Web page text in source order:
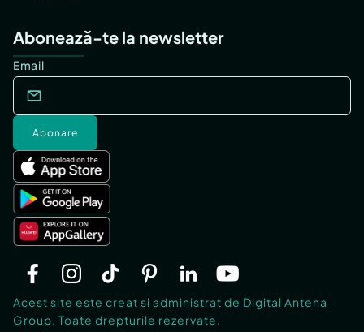
Abonează-te la newsletter
Email
Abonare
Acest site este creat si administrat de Digital Antena
Group. Toate drepturile rezervate.